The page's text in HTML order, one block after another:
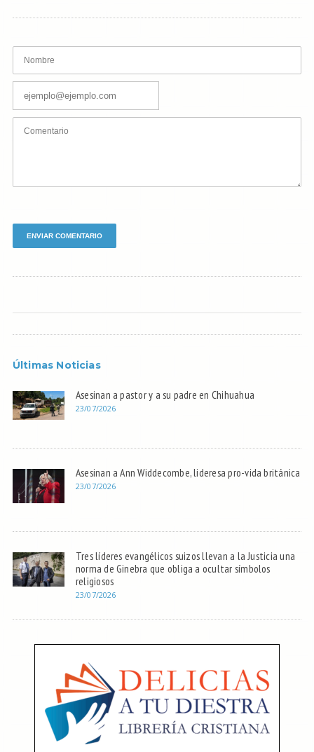
Últimas Noticias
Asesinan a pastor y a su padre en Chihuahua
23/07/2026
Asesinan a Ann Widdecombe, lideresa pro-vida británica
23/07/2026
Tres líderes evangélicos suizos llevan a la Justicia una
norma de Ginebra que obliga a ocultar símbolos
religiosos
23/07/2026